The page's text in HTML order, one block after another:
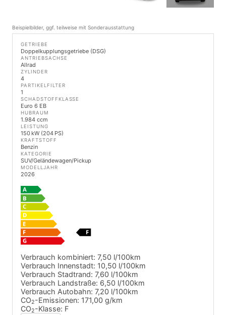
Beispielbilder, ggf. teilweise mit Sonderausstattung
GETRIEBE
Doppelkupplungsgetriebe (DSG)
ANTRIEBSACHSE
Allrad
ZYLINDER
4
PARTIKELFILTER
1
SCHADSTOFFKLASSE
Euro 6 EB
HUBRAUM
1.984 ccm
LEISTUNG
150 kW (204 PS)
KRAFTSTOFF
Benzin
KATEGORIE
SUV/Geländewagen/Pickup
MODELLJAHR
2026
Verbrauch kombiniert: 7,50 l/100km
Verbrauch Innenstadt: 10,50 l/100km
Verbrauch Stadtrand: 7,60 l/100km
Verbrauch Landstraße: 6,50 l/100km
Verbrauch Autobahn: 7,20 l/100km
CO2-Emissionen: 171,00 g/km
CO2-Klasse: F